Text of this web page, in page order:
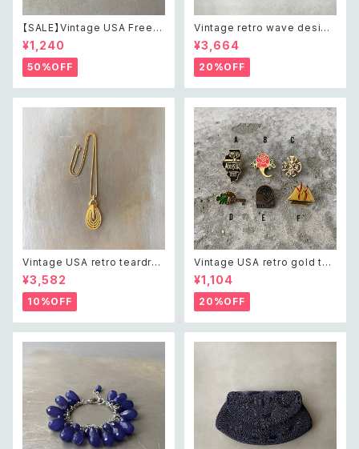
【SALE】Vintage USA Freem
ason order of the eastern
star hand fan pin brooch ア
メリカ ヴィンテージ アクセサリ
ー フリーメイソン オーダーオブ
ザ イースタンスター 扇子 ピン
ブローチ
¥1,240
50%OFF
Vintage retro wave design
beads embroidery dark gr
een clutch bag レトロ ヴィン
テージ ウェーブ デザイン ビー
ズ刺繍 ブラック 黒 クラシカル
クラッチバッグ
¥3,664
20%OFF
Vintage USA retro teardro
p open charm necklace レ
トロ アメリカ ヴィンテージ アク
セサリー ゴールド ティアドロッ
プ オープン チャーム ネックレス
¥3,582
10%OFF
Vintage USA retro gold ton
e pin brooch レトロ アメリカ
ヴィンテージ アクセサリー レト
ロ ゴールド ピン ブローチ
¥1,104
20%OFF